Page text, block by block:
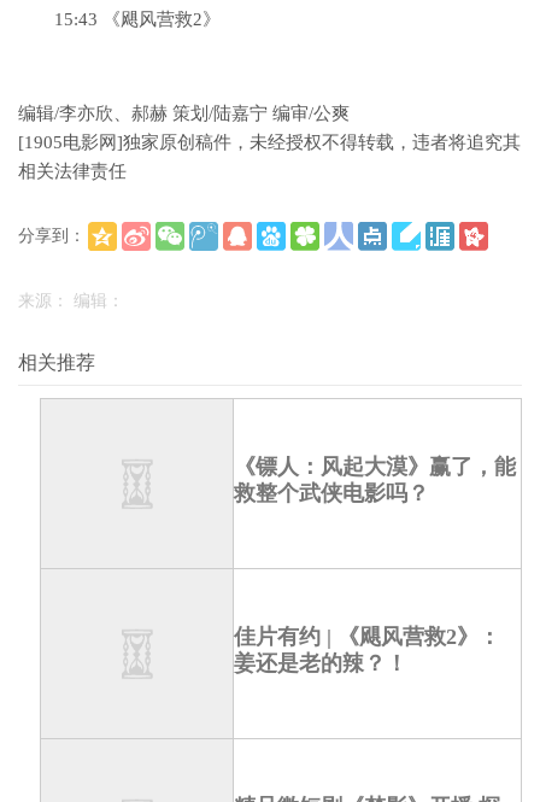
15:43 《飓风营救2》
编辑/李亦欣、郝赫 策划/陆嘉宁 编审/公爽
[1905电影网]独家原创稿件，未经授权不得转载，违者将追究其
相关法律责任
分享到：
来源： 编辑：
相关推荐
《镖人：风起大漠》赢了，能
救整个武侠电影吗？
佳片有约 | 《飓风营救2》：
姜还是老的辣？！